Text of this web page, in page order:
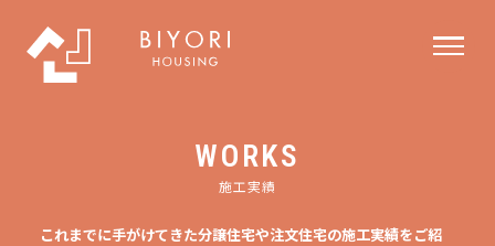
WORKS
施工実績
これまでに手がけてきた分譲住宅や注文住宅の施工実績をご紹